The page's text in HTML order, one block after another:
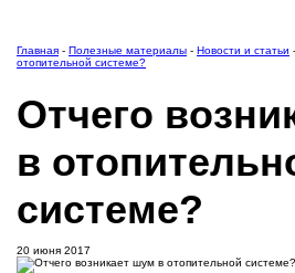
Главная - Полезные материалы - Новости и статьи -
отопительной системе?
Отчего
в
системе?
20 июня 2017